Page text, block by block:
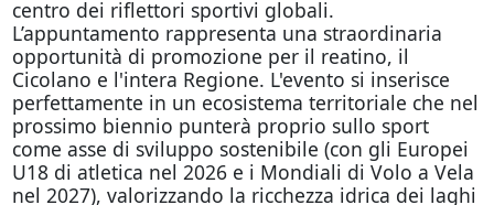
centro dei riflettori sportivi globali.
L’appuntamento rappresenta una straordinaria
opportunità di promozione per il reatino, il
Cicolano e l'intera Regione. L'evento si inserisce
perfettamente in un ecosistema territoriale che nel
prossimo biennio punterà proprio sullo sport
come asse di sviluppo sostenibile (con gli Europei
U18 di atletica nel 2026 e i Mondiali di Volo a Vela
nel 2027), valorizzando la ricchezza idrica dei laghi